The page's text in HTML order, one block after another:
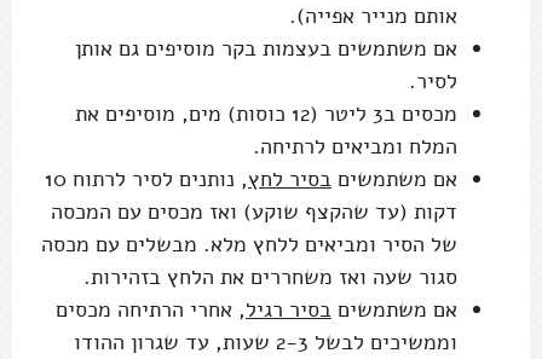
אותם מנייר אפייה).
אם משתמשים בעצמות בקר מוסיפים גם אותן
לסיר.
מכסים ב3 ליטר (12 כוסות) מים, מוסיפים את
המלח ומביאים לרתיחה.
אם משתמשים בסיר לחץ
, נותנים לסיר לרתוח 10
דקות (עד שהקצף שוקע) ואז מכסים עם המכסה
של הסיר ומביאים ללחץ מלא. מבשלים עם מכסה
סגור שעה ואז משחררים את הלחץ בזהירות.
אם משתמשים בסיר רגיל, אחרי הרתיחה מכסים
וממשיכים לבשל 2-3 שעות, עד שגרון ההודו